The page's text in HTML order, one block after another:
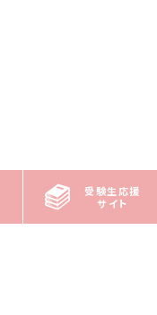
受験生応援
サイト